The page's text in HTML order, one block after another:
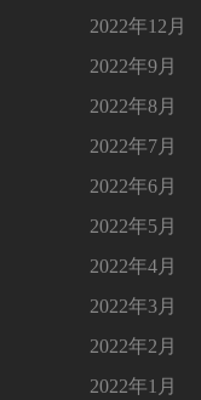
2022年12月
2022年9月
2022年8月
2022年7月
2022年6月
2022年5月
2022年4月
2022年3月
2022年2月
2022年1月